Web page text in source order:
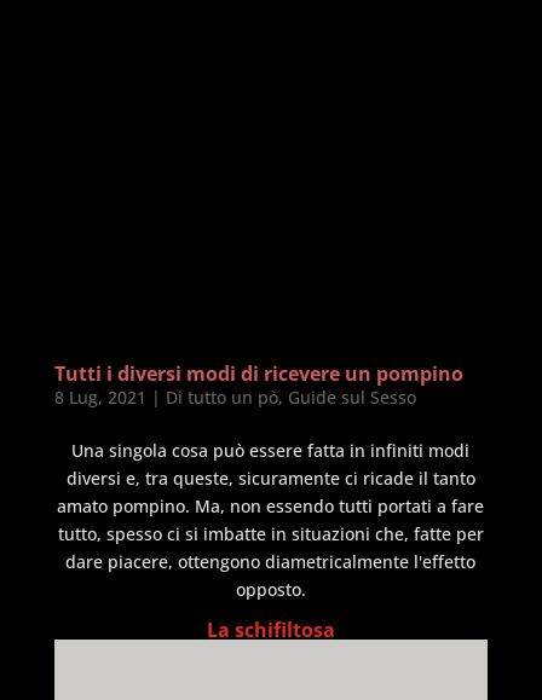
Tutti i diversi modi di ricevere un pompino
8 Lug, 2021 | Di tutto un pò, Guide sul Sesso
Una singola cosa può essere fatta in infiniti modi
diversi e, tra queste, sicuramente ci ricade il tanto
amato pompino. Ma, non essendo tutti portati a fare
tutto, spesso ci si imbatte in situazioni che, fatte per
dare piacere, ottengono diametricalmente l'effetto
opposto.
La schifiltosa